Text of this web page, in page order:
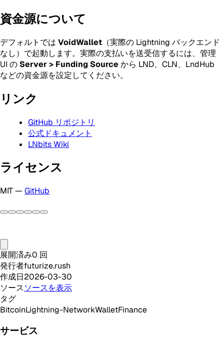
資金源について
デフォルトでは VoidWallet （実際の Lightning バックエンド
なし）で起動します。実際の支払いを送受信するには、管理
UI の Server > Funding Source から LND、CLN、LndHub
などの資金源を設定してください。
リンク
GitHub リポジトリ
公式ドキュメント
LNbits Wiki
ライセンス
MIT — GitHub
展開済み0 回
発行者futurize.rush
作成日2026-03-30
ソースソースを表示
タグ
BitcoinLightning-NetworkWalletFinance
サービス